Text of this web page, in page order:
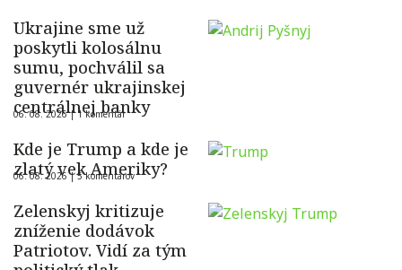
Ukrajine sme už
poskytli kolosálnu
sumu, pochválil sa
guvernér ukrajinskej
centrálnej banky
06. 08. 2026 |1 komentár
Kde je Trump a kde je
zlatý vek Ameriky?
06. 08. 2026 |5 komentárov
Zelenskyj kritizuje
zníženie dodávok
Patriotov. Vidí za tým